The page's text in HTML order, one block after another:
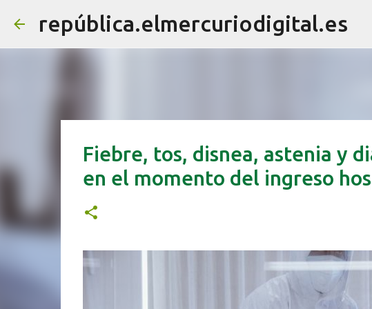
república.elmercuriodigital.es
Fiebre, tos, disnea, astenia y
en el momento del ingreso